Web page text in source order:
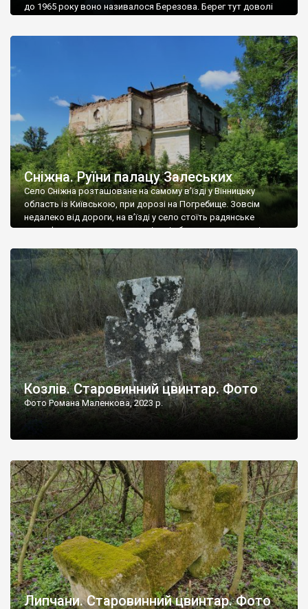
до 1965 року воно називалося Березова. Берег тут доволі
Наддністрянське відрізняється від більшості навколишніх
сіл. У селі є мурована Михайлівська церква. Точної дати […]
Сніжна. Руїни палацу Залеських
Село Сніжна розташоване на самому в’їзді у Вінницьку
область із Київською, при дорозі на Погребище. Зовсім
недалеко від дороги, на в’їзді у село стоїть радянське
рельєфне пано, яке показує жінку і яблуню, а трохи далі, десь
не видно, але видно дві стареньких колії у траві – […]
Козлів. Старовинний цвинтар. Фото
Фото Романа Маленкова, 2023 р.
Липчани. Старовинний цвинтар. Фото